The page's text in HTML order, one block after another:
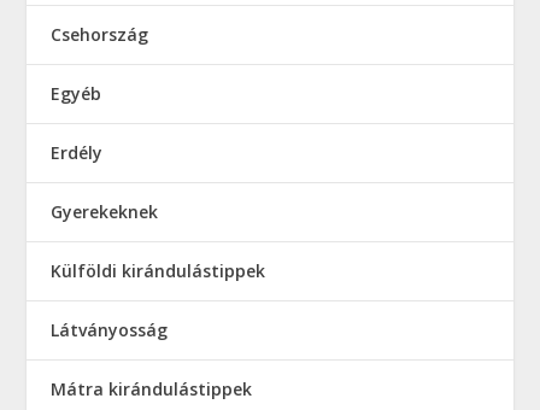
Csehország
Egyéb
Erdély
Gyerekeknek
Külföldi kirándulástippek
Látványosság
Mátra kirándulástippek